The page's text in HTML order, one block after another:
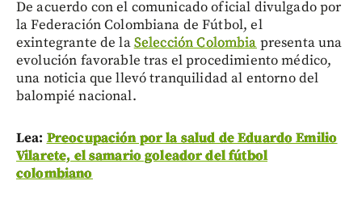
De acuerdo con el comunicado oficial divulgado por
la Federación Colombiana de Fútbol, el
exintegrante de laSelección Colombia presenta una
evolución favorable tras el procedimiento médico,
una noticia que llevó tranquilidad al entorno del
balompié nacional.
Lea: Preocupación por la salud de Eduardo Emilio
Vilarete, el samario goleador del fútbol
colombiano